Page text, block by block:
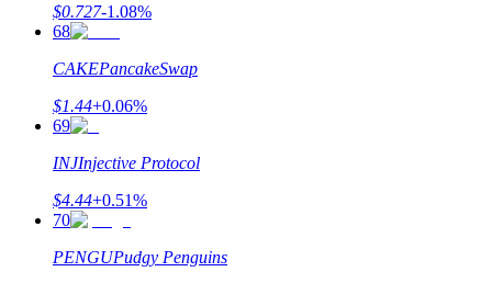
$0.727-1.08%
68
CAKEPancakeSwap
$1.44+0.06%
69
INJInjective Protocol
$4.44+0.51%
70
PENGUPudgy Penguins